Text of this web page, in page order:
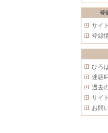
登
サイ
登録
ひろ
迷惑
過去
サイ
お問